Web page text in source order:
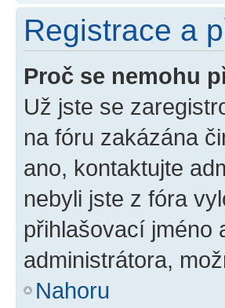
Registrace a
Proč se nemohu
Už jste se
na fóru zakázána
ano, kontaktujte
nebyli jste z fóra
přihlašovací jméno
administrátora,
Nahoru